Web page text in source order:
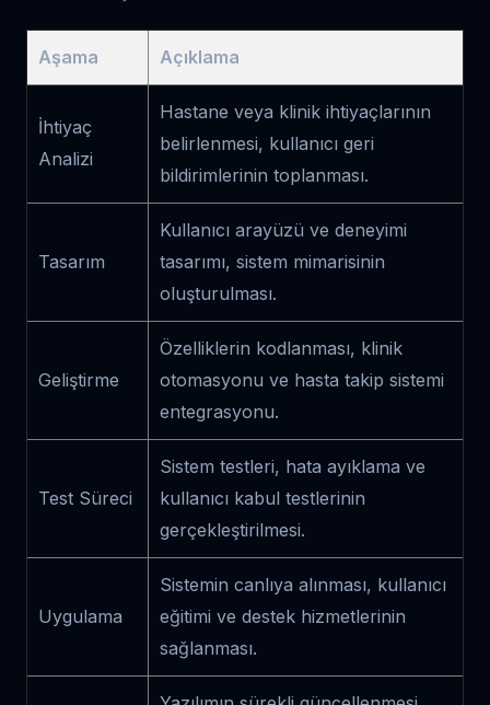
Aşama Açıklama
İhtiyaç
Analizi
Hastane veya klinik ihtiyaçlarının
belirlenmesi, kullanıcı geri
bildirimlerinin toplanması.
Tasarım
Kullanıcı arayüzü ve deneyimi
tasarımı, sistem mimarisinin
oluşturulması.
Geliştirme
Özelliklerin kodlanması, klinik
otomasyonu ve hasta takip sistemi
entegrasyonu.
Test Süreci
Sistem testleri, hata ayıklama ve
kullanıcı kabul testlerinin
gerçekleştirilmesi.
Uygulama
Sistemin canlıya alınması, kullanıcı
eğitimi ve destek hizmetlerinin
sağlanması.